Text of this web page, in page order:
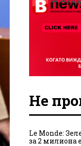
Не
Le Monde:
за 2 милиона